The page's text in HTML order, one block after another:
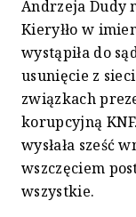
Andrzeja Dudy
Kieryłło w
wystąpiła do
usunięcie z
związkach
korupcyjną
wysłała sześć
wszczęciem
wszystkie.